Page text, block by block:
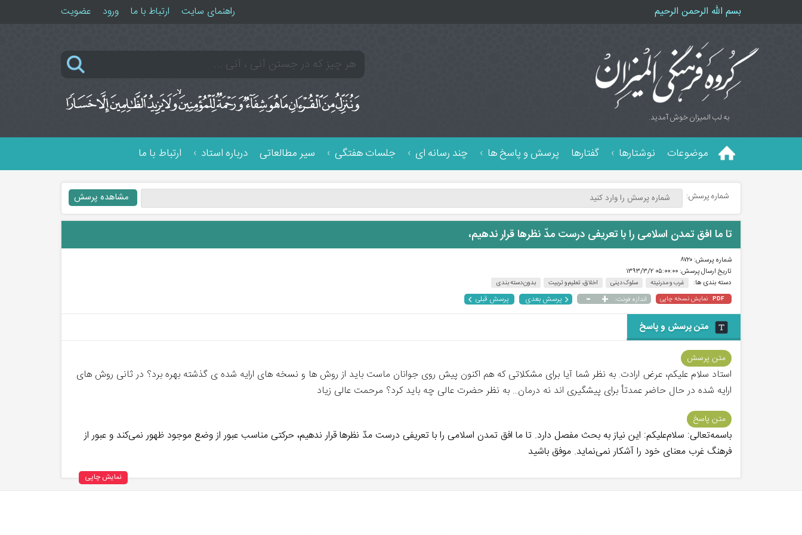
بسم الله الرحمن الرحیم راهنمای سایت ارتباط با ما ورود عضویت
به لب المیزان خوش آمدید.
موضوعات نوشتارها گفتارها پرسش و پاسخ ها چند رسانه ای جلسات هفتگی سیر مطالعاتی درباره استاد ارتباط با ما
شماره پرسش:
تا ما افق تمدن اسلامی را با تعریفی درست مدّ نظرها قرار ندهیم،
شماره پرسش:۸۷۲۰
تاریخ ارسال پرسش:۰۵:۰۰:۰۰ ۱۳۹۳/۳/۲
دسته بندی ها:
غرب‌ و مدرنیته سلوک دینی اخلاق، تعلیم و تربیت بدون دسته بندی
PDF نمایش نسخه چاپی اندازه فونت: +
- پرسش بعدی پرسش قبلی
متن پرسش و پاسخ
متن پرسش
استاد سلام علیکم، عرض ارادت. به نظر شما آیا برای مشکلاتی که هم اکنون پیش روی جوانان ماست باید از روش ها و نسخه های ارایه شده ی گذشته بهره برد؟ در ثانی روش های
ارایه شده در حال حاضر عمدتأ برای پیشگیری اند نه درمان... به نظر حضرت عالی چه باید کرد؟ مرحمت عالی زیاد
متن پاسخ
باسمه‌تعالی: سلام‌علیکم: این نیاز به بحث مفصل دارد. تا ما افق تمدن اسلامی را با تعریفی درست مدّ نظرها قرار ندهیم، حرکتی مناسب عبور از وضع موجود ظهور نمی‌کند و عبور از
فرهنگ غرب معنای خود را آشکار نمی‌نماید. موفق باشید
نمایش چاپی